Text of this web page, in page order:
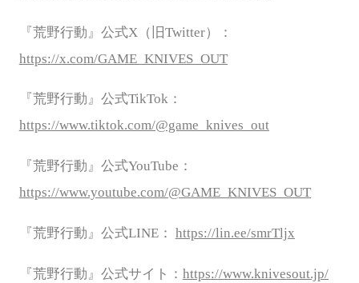
『荒野行動』公式X（旧Twitter）：
https://x.com/GAME_KNIVES_OUT
『荒野行動』公式TikTok：
https://www.tiktok.com/@game_knives_out
『荒野行動』公式YouTube：
https://www.youtube.com/@GAME_KNIVES_OUT
『荒野行動』公式LINE： https://lin.ee/smrTljx
『荒野行動』公式サイト： https://www.knivesout.jp/